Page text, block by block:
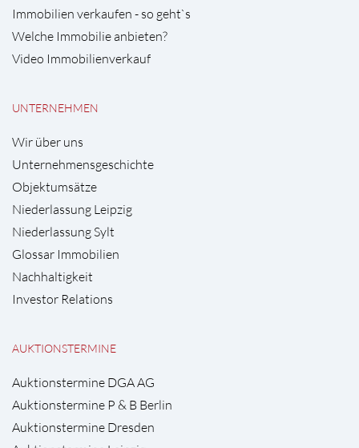
Immobilien verkaufen - so geht`s
Welche Immobilie anbieten?
Video Immobilienverkauf
UNTERNEHMEN
Wir über uns
Unternehmensgeschichte
Objektumsätze
Niederlassung Leipzig
Niederlassung Sylt
Glossar Immobilien
Nachhaltigkeit
Investor Relations
AUKTIONSTERMINE
Auktionstermine DGA AG
Auktionstermine P & B Berlin
Auktionstermine Dresden